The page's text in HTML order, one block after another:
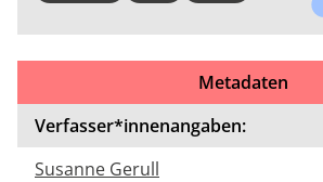
Metadaten
Verfasser*innenangaben:
Susanne Gerull